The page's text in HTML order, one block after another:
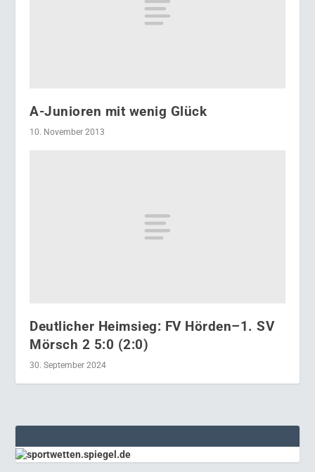
A-Junioren mit wenig Glück
10. November 2013
Deutlicher Heimsieg: FV Hörden–1. SV
Mörsch 2 5:0 (2:0)
30. September 2024